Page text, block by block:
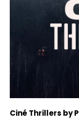
Ciné Thrillers by